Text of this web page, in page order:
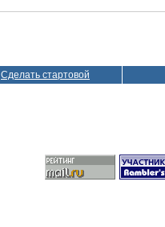
Сделать стартовой